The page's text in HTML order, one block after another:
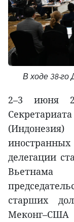
В ходе 38-
2–3 июня
делегации
старших
Меконг–США